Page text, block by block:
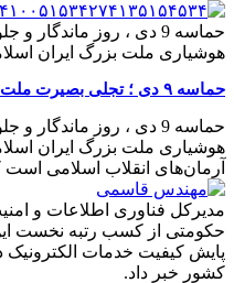
حماسه 9 دی ، روز
هوشیاری ملت بزرگ ایران
حماسه ۹ دی ؛ تجلی بصیرت ملت
حماسه 9 دی ، روز
هوشیاری ملت بزرگ ایران
آرمان‌های انقلاب اسلامی
مدیرکل فناوری اطلاعات و
حکومتی از کسب رتبه نخست
کشور خبر داد.